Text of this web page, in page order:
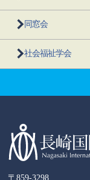
同窓会
社会福祉学会
〒859-3298